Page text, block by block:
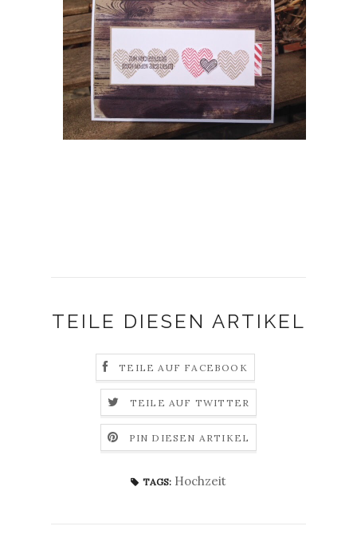
TEILE DIESEN ARTIKEL
TEILE AUF FACEBOOK
TEILE AUF TWITTER
PIN DIESEN ARTIKEL
TAGS: Hochzeit